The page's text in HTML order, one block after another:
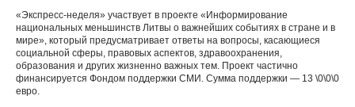
«Экспресс-неделя» участвует в проекте «Информирование
национальных меньшинств Литвы о важнейших событиях в стране и в
мире», который предусматривает ответы на вопросы, касающиеся
социальной сферы, правовых аспектов, здравоохранения,
образования и других жизненно важных тем. Проект частично
финансируется Фондом поддержки СМИ. Сумма поддержки — 13 \0\0\0
евро.